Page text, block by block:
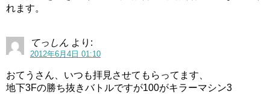
れます。
てっしん より:
2012年6月4日 01:10
おてうさん、いつも拝見させてもらってます、
地下3Fの勝ち抜きバトルですが100がキラーマシン3